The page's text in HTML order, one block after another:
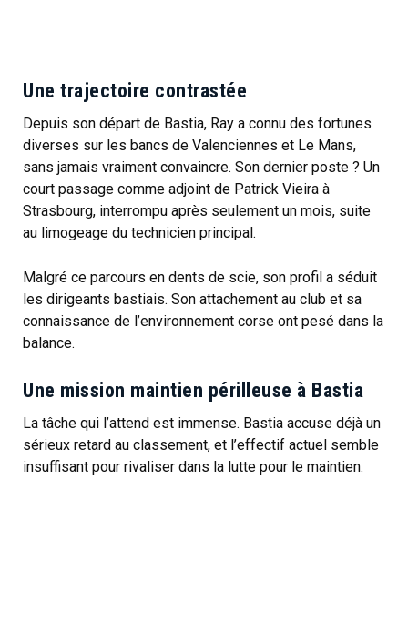
Une trajectoire contrastée
Depuis son départ de Bastia, Ray a connu des fortunes
diverses sur les bancs de Valenciennes et Le Mans,
sans jamais vraiment convaincre. Son dernier poste ? Un
court passage comme adjoint de Patrick Vieira à
Strasbourg, interrompu après seulement un mois, suite
au limogeage du technicien principal.
Malgré ce parcours en dents de scie, son profil a séduit
les dirigeants bastiais. Son attachement au club et sa
connaissance de l’environnement corse ont pesé dans la
balance.
Une mission maintien périlleuse à Bastia
La tâche qui l’attend est immense. Bastia accuse déjà un
sérieux retard au classement, et l’effectif actuel semble
insuffisant pour rivaliser dans la lutte pour le maintien.